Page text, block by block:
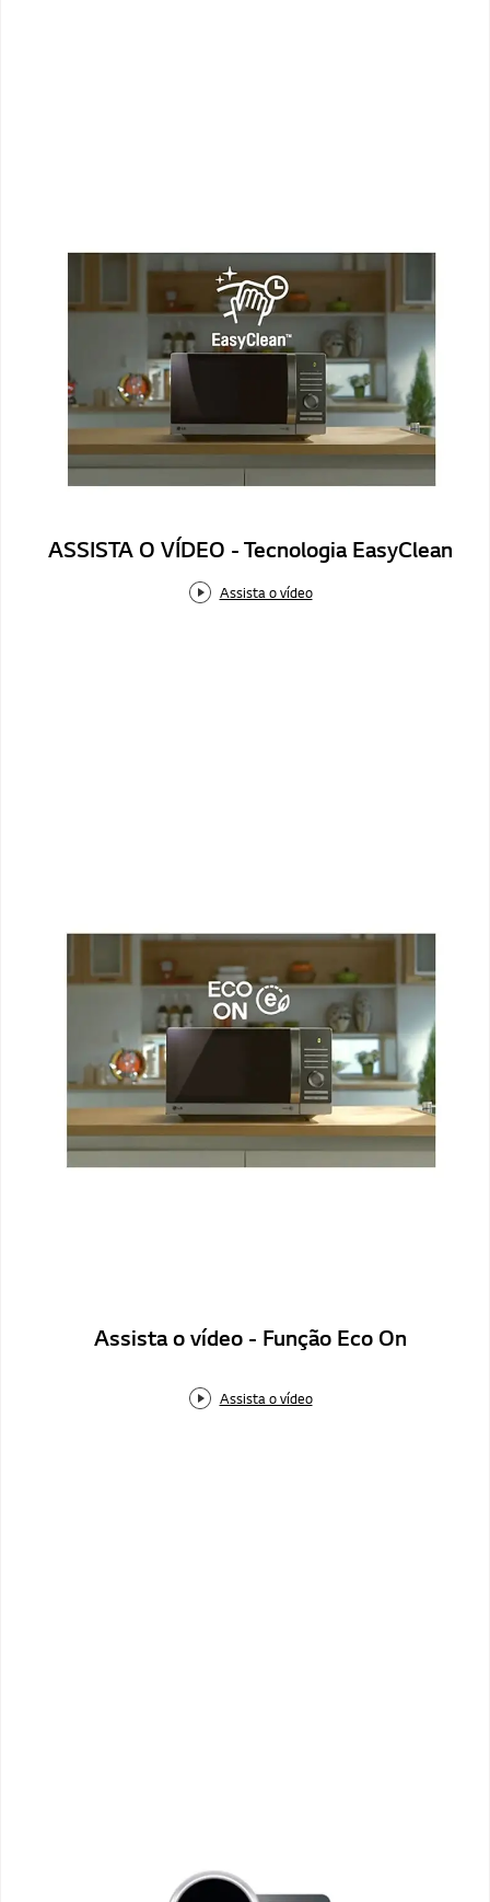
ASSISTA O VÍDEO - Tecnologia EasyClean
Assista o vídeo
Assista o vídeo - Função Eco On
Assista o vídeo